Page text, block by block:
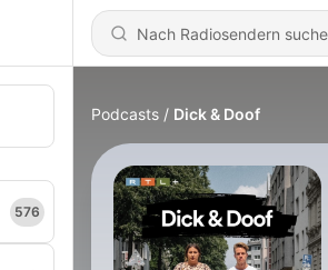
576
Podcasts Dick & Doof